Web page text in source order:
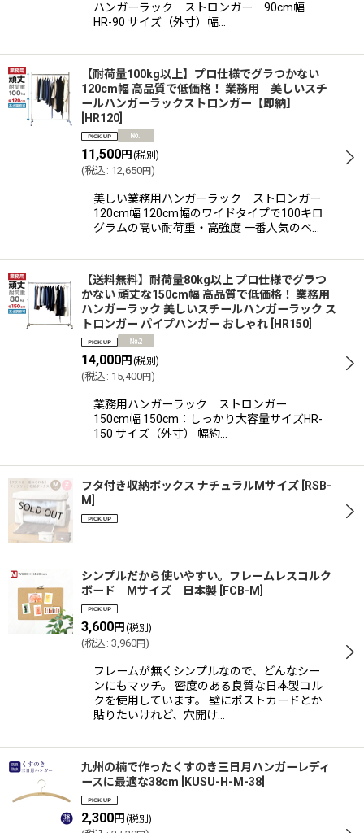
ハンガーラック ストロンガー 90cm幅
HR-90 サイズ（外寸）幅…
【耐荷量100kg以上】プロ仕様でグラつかない
120cm幅 高品質で低価格！ 業務用 美しいスチ
ールハンガーラックストロンガー【即納】
HR120
11,500円 (税別)
(税込 : 12,650円)
美しい業務用ハンガーラック ストロンガー
120cm幅 120cm幅のワイドタイプで100キロ
グラムの高い耐荷重・高強度 一番人気のベ…
【送料無料】耐荷量80kg以上 プロ仕様でグラつ
かない 頑丈な150cm幅 高品質で低価格！ 業務用
ハンガーラック 美しいスチールハンガーラック ス
トロンガー パイプハンガー おしゃれ
HR150
14,000円 (税別)
(税込 : 15,400円)
業務用ハンガーラック ストロンガー
150cm幅 150cm：しっかり大容量サイズHR-
150 サイズ（外寸） 幅約…
フタ付き収納ボックス ナチュラルMサイズ
RSB-
M
シンプルだから使いやすい。フレームレスコルク
ボード Mサイズ 日本製
FCB-M
3,600円 (税別)
(税込 : 3,960円)
フレームが無くシンプルなので、どんなシー
ンにもマッチ。 密度のある良質な日本製コル
クを使用しています。 壁にポストカードとか
貼りたいけれど、穴開け…
九州の楠で作ったくすのき三日月ハンガーレディ
ースに最適な38cm
KUSU-H-M-38
2,300円 (税別)